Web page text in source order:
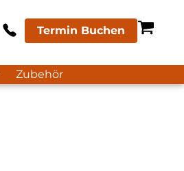
Termin Buchen
Zubehör